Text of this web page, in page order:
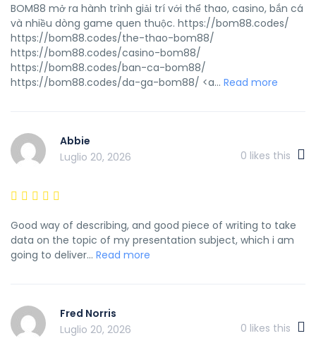
BOM88 mở ra hành trình giải trí với thể thao, casino, bắn cá
và nhiều dòng game quen thuộc. https://bom88.codes/
https://bom88.codes/the-thao-bom88/
https://bom88.codes/casino-bom88/
https://bom88.codes/ban-ca-bom88/
https://bom88.codes/da-ga-bom88/ <a... Read more
Abbie
Luglio 20, 2026
0 likes this
Good way of describing, and good piece of writing to take
data on the topic of my presentation subject, which i am
going to deliver... Read more
Fred Norris
Luglio 20, 2026
0 likes this